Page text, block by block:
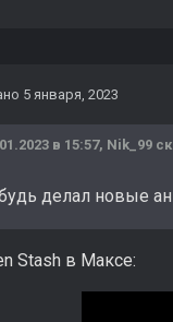
5 января, 2023
в 15:57, Nik_99
делал новые
Stash в Максе: